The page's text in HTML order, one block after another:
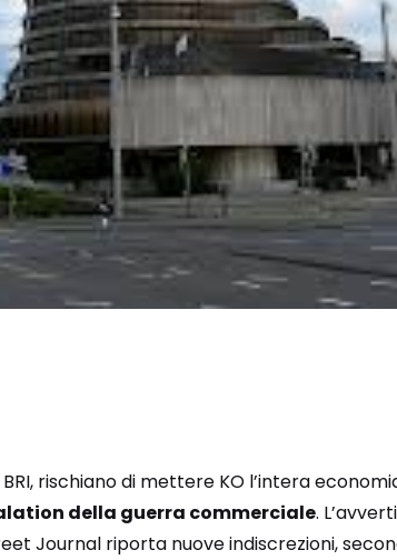
rischiano di mettere KO l’intera
della guerra commerciale.
Journal riporta nuove indiscrezioni,